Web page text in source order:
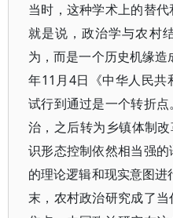
当时，这种学术上的替
就是说，政治学与农村
为，而是一个历史机缘
年11月4日《中华人民共
试行到通过是一个转折
治，之后转为乡镇体制
识形态控制依然相当强
的理论逻辑和现实意图
末，农村政治研究成了